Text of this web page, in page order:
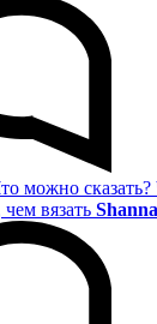
можно
чем вязать Shanna